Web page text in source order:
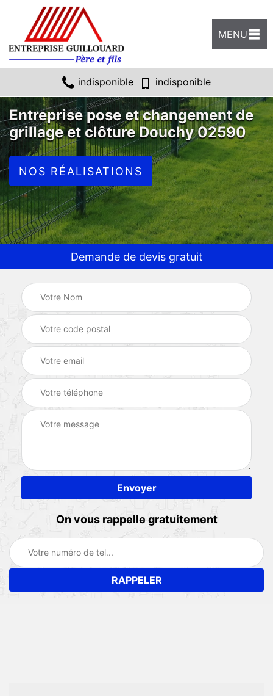
MENU
indisponible indisponible
Entreprise pose et changement de
grillage et clôture Douchy 02590
NOS RÉALISATIONS
Demande de devis gratuit
On vous rappelle gratuitement